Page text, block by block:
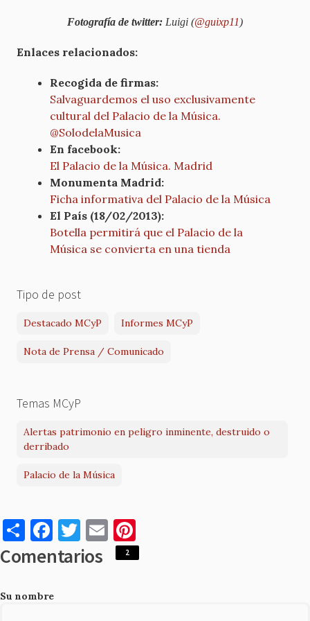
Fotografía de twitter: Luigi (@guixp11)
Enlaces relacionados:
Recogida de firmas:
Salvaguardemos el uso exclusivamente
cultural del Palacio de la Música.
@SolodelaMusica
En facebook:
El Palacio de la Música. Madrid
Monumenta Madrid:
Ficha informativa del Palacio de la Música
El País (18/02/2013):
Botella permitirá que el Palacio de la
Música se convierta en una tienda
Tipo de post
Destacado MCyP Informes MCyP
Nota de Prensa / Comunicado
Temas MCyP
Alertas patrimonio en peligro inminente, destruido o
derribado
Palacio de la Música
S
h
ar
e
F
a
c
e
T
w
it
E
m nt
Comentarios 2
Su nombre